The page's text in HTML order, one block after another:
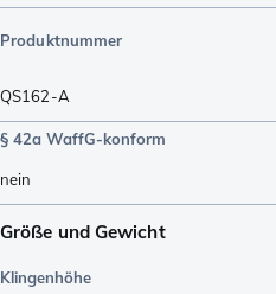
Produktnummer
QS162-A
§ 42a WaffG-konform
nein
Größe und Gewicht
Klingenhöhe